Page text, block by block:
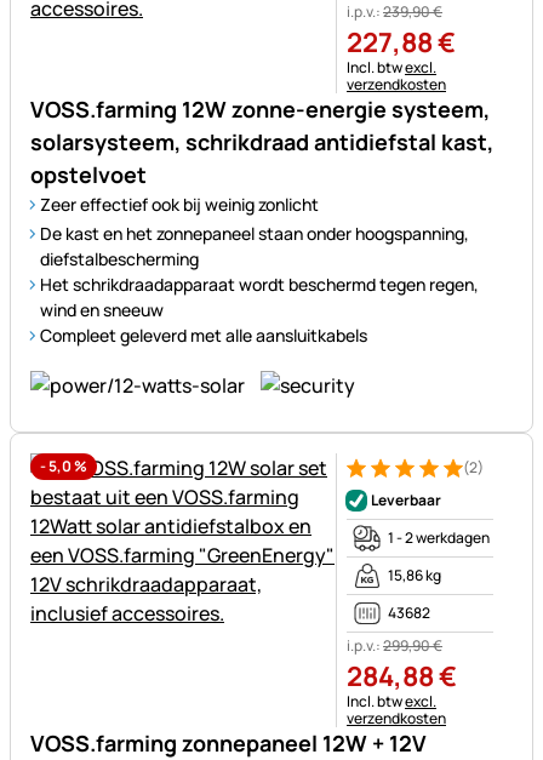
VOSS.farming 12W zonne-energie systeem,
solarsysteem, schrikdraad antidiefstal kast,
opstelvoet
Zeer effectief ook bij weinig zonlicht
De kast en het zonnepaneel staan onder hoogspanning,
diefstalbescherming
Het schrikdraadapparaat wordt beschermd tegen regen,
wind en sneeuw
Compleet geleverd met alle aansluitkabels
i.p.v.:239,90€
227,88€
Belastinginformatie:
Incl. btwexcl.
verzendkosten
-5,0%
VOSS.farming zonnepaneel 12W + 12V
Beoordeling: 5 van 5 (2
2 Bewertungen
(2)
Leverbaar
1 - 2 werkdagen
15,86 kg
43682
i.p.v.:299,90€
284,88€
Belastinginformatie:
Incl. btwexcl.
verzendkosten